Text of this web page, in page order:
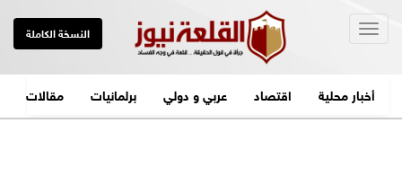
النسخة الكاملة
أخبار محلية اقتصاد عربي و دولي برلمانيات مقالات